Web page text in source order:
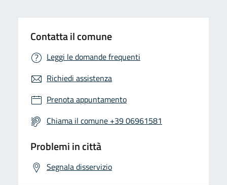
Contatta il comune
Leggi le domande frequenti
Richiedi assistenza
Prenota appuntamento
Chiama il comune +39 06961581
Problemi in città
Segnala disservizio